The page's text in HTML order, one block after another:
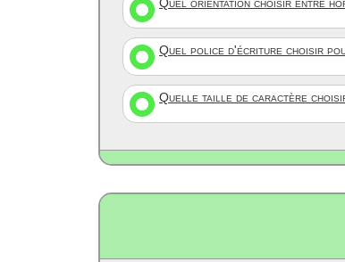
Quel orientation choisir entre
Quel police d'écriture choisir
Quelle taille de caractère